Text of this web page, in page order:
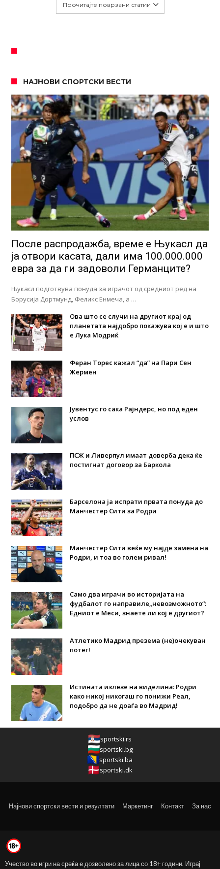
Прочитајте поврзани статии
НАЈНОВИ СПОРТСКИ ВЕСТИ
После распродажба, време е Њукасл да
ја отвори касата, дали има 100.000.000
евра за да ги задоволи Германците?
Њукасл подготвува понуда за играчот од средниот ред на
Борусија Дортмунд, Феликс Енмеча, а …
Ова што се случи на другиот крај од
планетата најдобро покажува кој е и што
е Лука Модриќ
Феран Торес кажал “да” на Пари Сен
Жермен
Јувентус го сака Рајндерс, но под еден
услов
ПСЖ и Ливерпул имаат доверба дека ќе
постигнат договор за Баркола
Барселона ја испрати првата понуда до
Манчестер Сити за Родри
Манчестер Сити веќе му најде замена на
Родри, и тоа во голем ривал!
Само два играчи во историјата на
фудбалот го направиле„невозможното“:
Едниот е Меси, знаете ли кој е другиот?
Атлетико Мадрид презема (не)очекуван
потег!
Истината излезе на виделина: Родри
како никој никогаш го понижи Реал,
подобро да не доаѓа во Мадрид!
sportski.rs
sportski.bg
sportski.ba
sportski.dk
Најнови спортски вести и резултати Маркетинг Контакт За нас
Учество во игри на среќа е дозволено за лица со 18+ години. Играј